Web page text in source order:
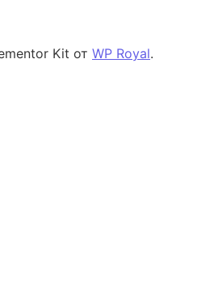
Kit от WP Royal.